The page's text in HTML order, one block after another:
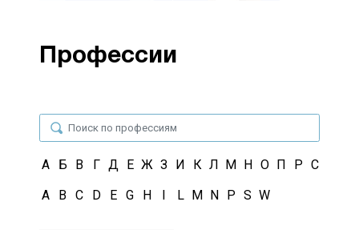
Профессии
А Б В Г Д Е Ж З И К Л М Н О П Р С
A
B C D E G H L M N P S W